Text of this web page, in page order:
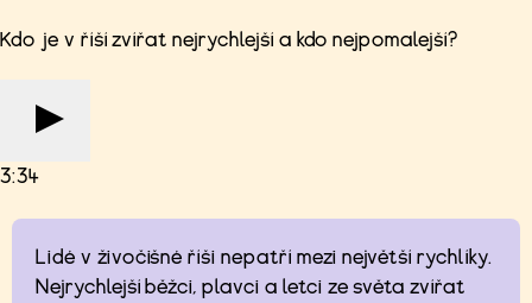
Kdo je v říší zvířat nejrychlejší a kdo nejpomalejší?
3:34
Lidé v živočišné říši nepatří mezi největší rychlíky.
Nejrychlejší běžci, plavci a letci ze světa zvířat